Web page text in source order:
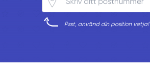
Psst, använd din position vetja!